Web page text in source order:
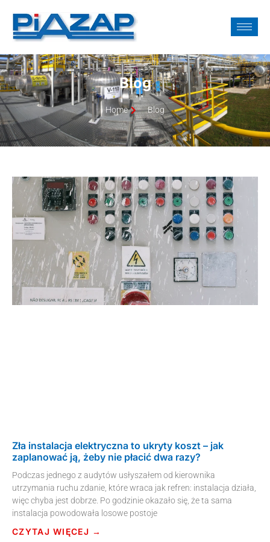
Blog
Home Blog
Zła instalacja elektryczna to ukryty koszt – jak
zaplanować ją, żeby nie płacić dwa razy?
Podczas jednego z audytów usłyszałem od kierownika
utrzymania ruchu zdanie, które wraca jak refren: instalacja działa,
więc chyba jest dobrze. Po godzinie okazało się, że ta sama
instalacja powodowała losowe postoje
CZYTAJ WIĘCEJ →